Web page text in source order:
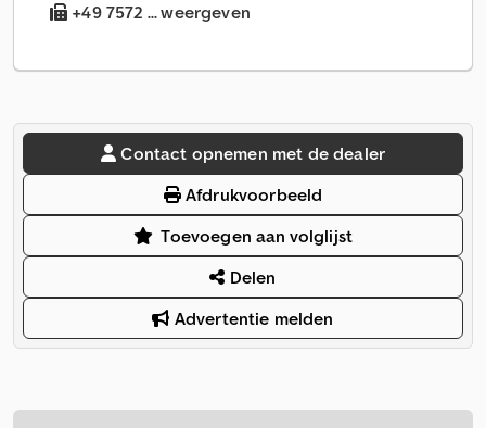
+49 7572 ... weergeven
Contact opnemen met de dealer
Afdrukvoorbeeld
Toevoegen aan volglijst
Delen
Advertentie melden